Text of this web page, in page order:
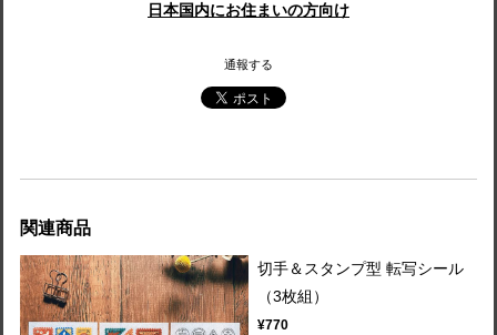
日本国内にお住まいの方向け
通報する
関連商品
切手＆スタンプ型 転写シール
（3枚組）
¥770